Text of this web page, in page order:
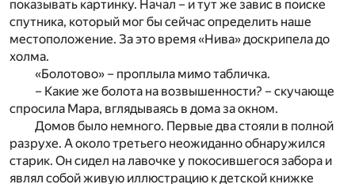
показывать картинку. Начал – и тут же завис в поиске
спутника, который мог бы сейчас определить наше
местоположение. За это время «Нива» доскрипела до
холма.
«Болотово» – проплыла мимо табличка.
– Какие же болота на возвышенности? – скучающе
спросила Мара, вглядываясь в дома за окном.
Домов было немного. Первые два стояли в полной
разрухе. А около третьего неожиданно обнаружился
старик. Он сидел на лавочке у покосившегося забора и
являл собой живую иллюстрацию к детской книжке